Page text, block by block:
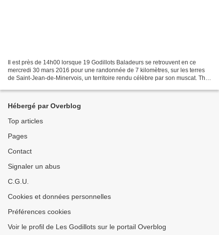
Il est près de 14h00 lorsque 19 Godillots Baladeurs se retrouvent en ce
mercredi 30 mars 2016 pour une randonnée de 7 kilomètres, sur les terres
de Saint-Jean-de-Minervois, un territoire rendu célèbre par son muscat. This
Hébergé par Overblog
Top articles
Pages
Contact
Signaler un abus
C.G.U.
Cookies et données personnelles
Préférences cookies
Voir le profil de Les Godillots sur le portail Overblog